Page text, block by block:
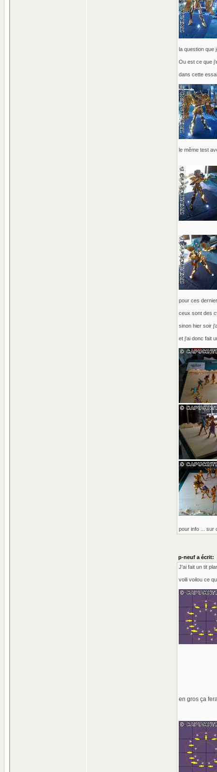
la question que
Ou est ce que
dans cette
le même test
pour ces
ceux sont des
sinon hier soir
et j'ai donc fait
pour info ... sur
p-neuf a écrit:
J'ai fait un tit
voili voilou ce
en gros ça